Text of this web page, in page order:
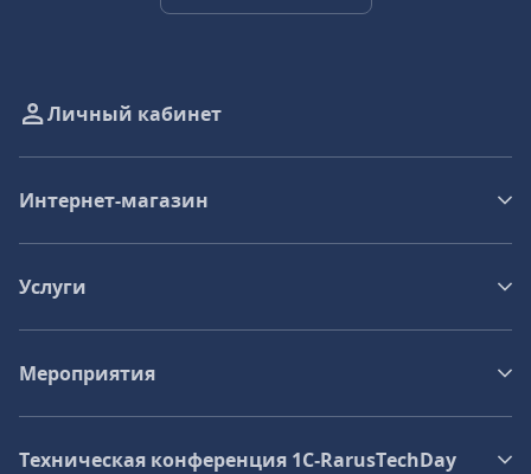
Личный кабинет
Интернет-магазин
Услуги
Мероприятия
Техническая конференция 1C‑RarusTechDay